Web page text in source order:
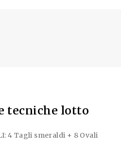
tecniche lotto
4 Tagli smeraldi + 8 Ovali